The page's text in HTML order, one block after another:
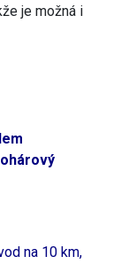
je možná i
na 10 km,